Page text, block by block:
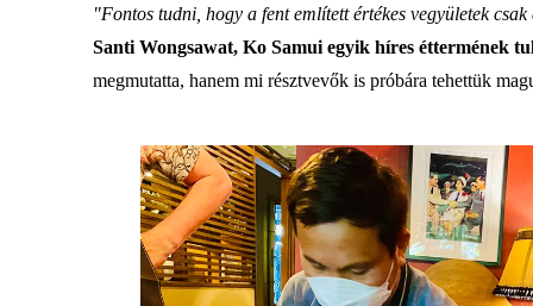
"Fontos tudni, hogy a fent említett értékes vegyületek
Santi Wongsawat, Ko Samui egyik híres éttermének
megmutatta, hanem mi résztvevők is próbára tehettük